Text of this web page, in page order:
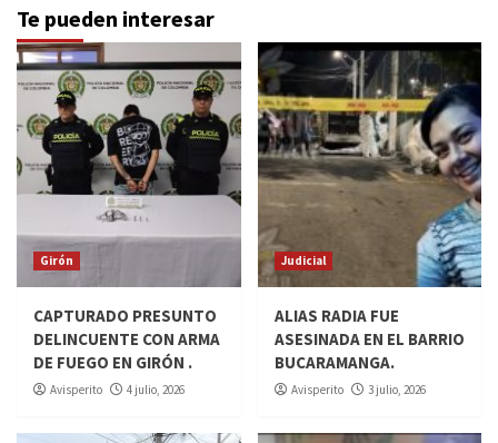
Te pueden interesar
Girón
CAPTURADO PRESUNTO
DELINCUENTE CON ARMA
DE FUEGO EN GIRÓN .
Avisperito 4 julio, 2026
Judicial
ALIAS RADIA FUE
ASESINADA EN EL BARRIO
BUCARAMANGA.
Avisperito 3 julio, 2026